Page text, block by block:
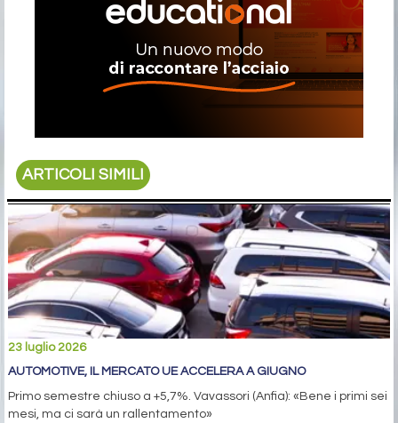
ARTICOLI SIMILI
23 luglio 2026
AUTOMOTIVE, IL MERCATO UE ACCELERA A GIUGNO
Primo semestre chiuso a +5,7%. Vavassori (Anfia): «Bene i primi sei
mesi, ma ci sarà un rallentamento»